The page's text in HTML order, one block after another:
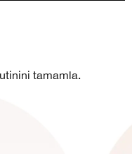
tamamla.